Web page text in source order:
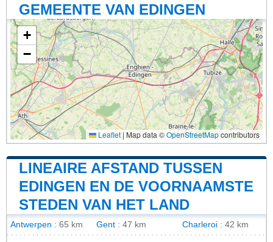
GEMEENTE VAN EDINGEN
+
−
Leaflet | Map data ©OpenStreetMapcontributors
LINEAIRE AFSTAND TUSSEN
EDINGEN EN DE VOORNAAMSTE
STEDEN VAN HET LAND
Antwerpen : 65 km Gent : 47 km Charleroi : 42 km